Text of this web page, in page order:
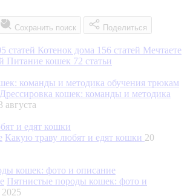
Сохранить поиск Поделиться
статей Котенок дома 156 статей Мечтаете
Питание кошек 72 статьи
Дрессировка кошек: команды и методика
августа
Какую траву любят и едят кошки 20
Пятнистые породы кошек: фото и